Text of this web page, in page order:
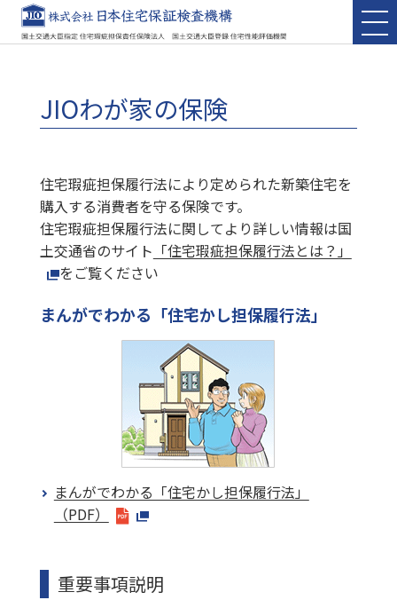
JIOわが家の保険
住宅瑕疵担保履行法により定められた新築住宅を
購入する消費者を守る保険です。
住宅瑕疵担保履行法に関してより詳しい情報は国
土交通省のサイト 「住宅瑕疵担保履行法とは？」
をご覧ください
まんがでわかる「住宅かし担保履行法」
まんがでわかる「住宅かし担保履行法」
（PDF）
重要事項説明